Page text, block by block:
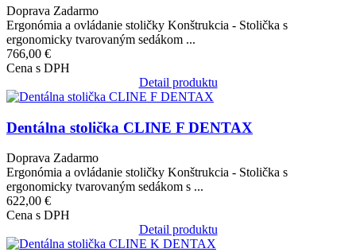
Doprava Zadarmo
Ergonómia a ovládanie stoličky Konštrukcia - Stolička s
ergonomicky tvarovaným sedákom ...
766,00 €
Cena s DPH
Detail produktu
Obrázok
Dentálna stolička CLINE F DENTAX
Doprava Zadarmo
Ergonómia a ovládanie stoličky Konštrukcia - Stolička s
ergonomicky tvarovaným sedákom s ...
622,00 €
Cena s DPH
Detail produktu
Obrázok